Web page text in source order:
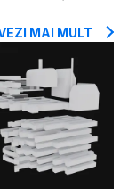
MAI MULT